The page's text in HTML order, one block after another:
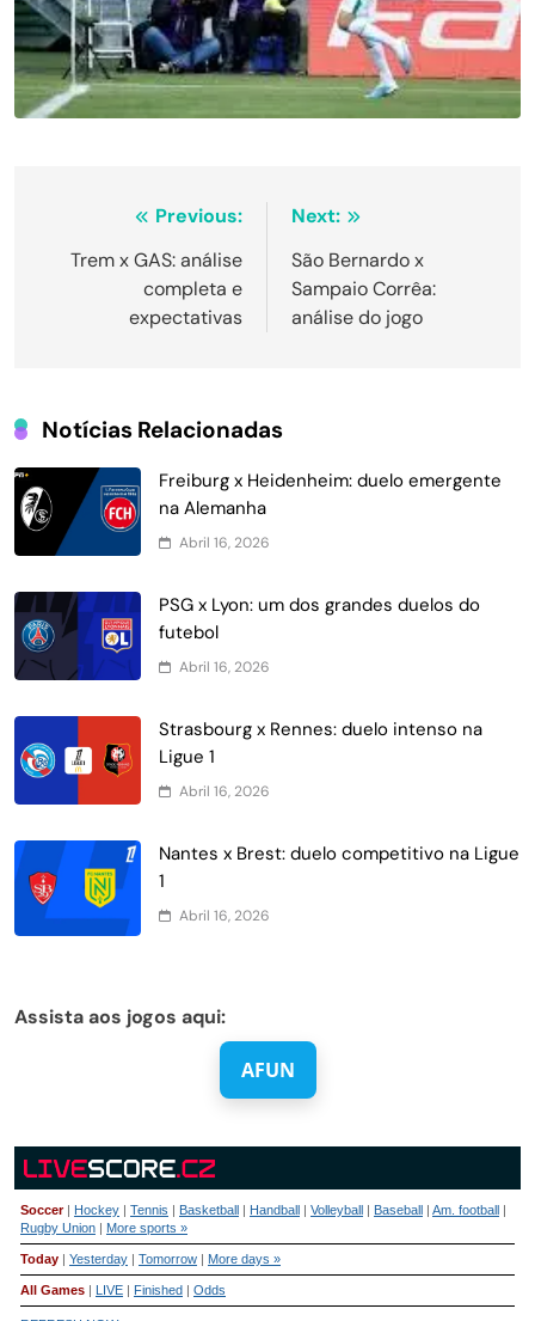
Navegação
de
Previous:
Trem x GAS: análise
completa e
expectativas
Next:
São Bernardo x
Sampaio Corrêa:
análise do jogo
Notícias Relacionadas
Freiburg x Heidenheim: duelo emergente
na Alemanha
Abril 16, 2026
PSG x Lyon: um dos grandes duelos do
futebol
Abril 16, 2026
Strasbourg x Rennes: duelo intenso na
Ligue 1
Abril 16, 2026
Nantes x Brest: duelo competitivo na Ligue
1
Abril 16, 2026
Assista aos jogos aqui:
AFUN